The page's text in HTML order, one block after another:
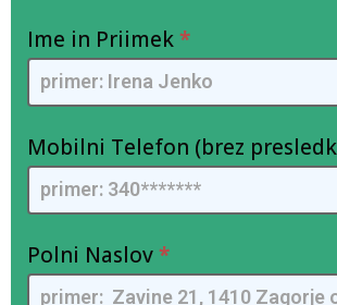
motosega-
SL
-
FB
Ime in Priimek*
Mobilni Telefon (brez
Polni Naslov*
S
e
i
u
s
s